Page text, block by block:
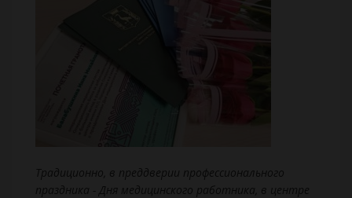
Традиционно, в преддверии профессионального
праздника - Дня медицинского работника, в центре